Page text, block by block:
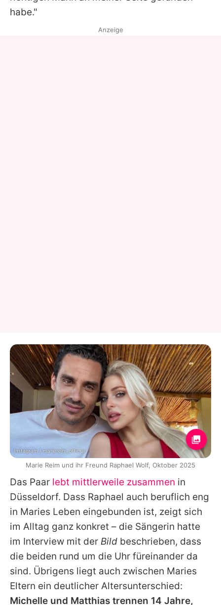
habe."
Das Paar lebt mittlerweile zusammen in
Düsseldorf. Dass Raphael auch beruflich eng
in Maries Leben eingebunden ist, zeigt sich
im Alltag ganz konkret – die Sängerin hatte
im Interview mit der Bild beschrieben, dass
die beiden rund um die Uhr füreinander da
sind. Übrigens liegt auch zwischen Maries
Eltern ein deutlicher Altersunterschied:
Michelle und Matthias trennen 14 Jahre,
Anzeige
Instagram / mariereim_official
Marie Reim und ihr Freund Raphael Wolf, Oktober 2025